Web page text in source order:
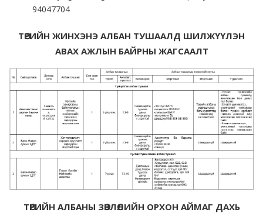
94047704
ТӨРИЙН ЖИНХЭНЭ АЛБАН ТУШААЛД ШИЛЖҮҮЛЭН
АВАХ АЖЛЫН БАЙРНЫ ЖАГСААЛТ
ТӨРИЙН АЛБАНЫ ЗӨВЛӨЛИЙН ОРХОН АЙМАГ ДАХЬ